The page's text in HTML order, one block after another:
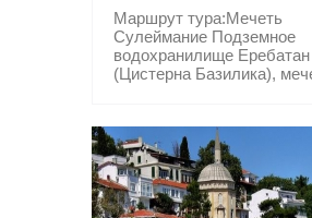
Маршрут тура:Мечеть
Сулеймание Подземное
водохранилище Еребатан
(Цистерна Базилика),